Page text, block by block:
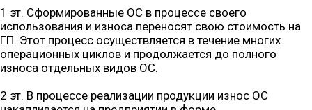
1 эт. Сформированные ОС в процессе своего
использования и износа переносят свою стоимость на
ГП. Этот процесс осуществляется в течение многих
операционных циклов и продолжается до полного
износа отдельных видов ОС.
2 эт. В процессе реализации продукции износ ОС